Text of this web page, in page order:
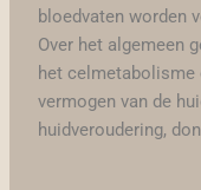
bloedvaten worden
Over het algemeen
het celmetabolisme
vermogen van de
huidveroudering,